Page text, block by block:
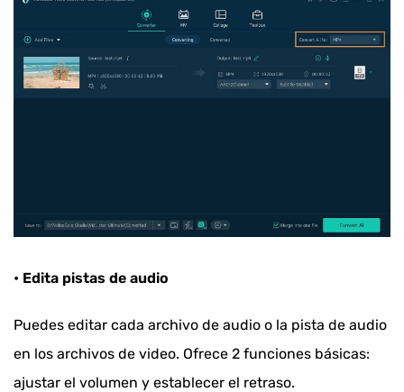
• Edita pistas de audio
Puedes editar cada archivo de audio o la pista de audio
en los archivos de video. Ofrece 2 funciones básicas:
ajustar el volumen y establecer el retraso.